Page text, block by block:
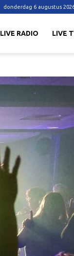
donderdag 6 augustus
LIVE RADIO LIVE